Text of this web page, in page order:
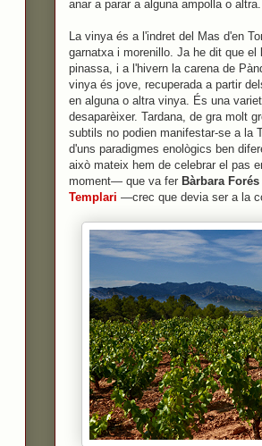
anar a parar a alguna ampolla o altra.
La vinya és a l'indret del Mas d'en
garnatxa i morenillo. Ja he dit que
pinassa, i a l'hivern la carena de
vinya és jove, recuperada a partir
en alguna o altra vinya. És una
desaparèixer. Tardana, de gra molt
subtils no podien manifestar-se a la
d'uns paradigmes enològics ben
això mateix hem de celebrar el pas
moment— que va fer Bàrbara Forés
Templari —crec que devia ser a la